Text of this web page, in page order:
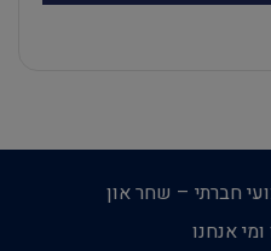
חברתי – שחר און
אנחנו